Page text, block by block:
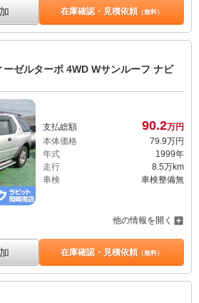
在庫確認・見積依頼（無料）
ーゼルターボ 4WD Wサンルーフ ナビ
支払総額 90.2万円
本体価格
79.9万円
年式
1999年
走行
8.5万km
車検
車検整備無
他の情報を開く
在庫確認・見積依頼（無料）